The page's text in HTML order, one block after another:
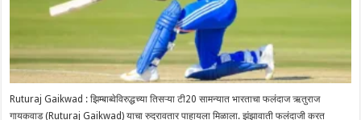
Ruturaj Gaikwad : झिम्बाब्वेविरुद्धच्या तिसऱ्या टी20 सामन्यात भारताचा फलंदाज ऋतुराज
गायकवाड (Ruturaj Gaikwad) याचा रुद्रावतार पाहायला मिळाला. झंझावाती फलंदाजी करत